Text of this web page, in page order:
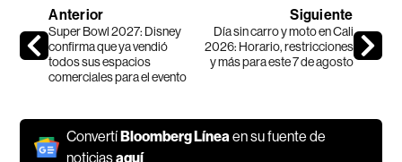
Anterior
Super Bowl 2027: Disney
confirma que ya vendió
todos sus espacios
comerciales para el evento
Siguiente
Día sin carro y moto en Cali
2026: Horario, restricciones
y más para este 7 de agosto
ConvertíBloomberg Línea en su fuente de
noticiasaquí